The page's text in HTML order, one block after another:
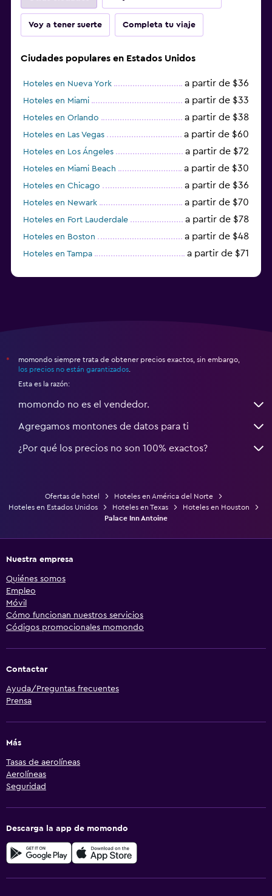
Voy a tener suerte Completa tu viaje
Ciudades populares en Estados Unidos
Hoteles en Nueva York a partir de $36
Hoteles en Miami a partir de $33
Hoteles en Orlando a partir de $38
Hoteles en Las Vegas a partir de $60
Hoteles en Los Ángeles a partir de $72
Hoteles en Miami Beach a partir de $30
Hoteles en Chicago a partir de $36
Hoteles en Newark a partir de $70
Hoteles en Fort Lauderdale a partir de $78
Hoteles en Boston a partir de $48
Hoteles en Tampa a partir de $71
*
momondo siempre trata de obtener precios exactos, sin embargo,
los precios no están garantizados
Esta es la razón:
momondo no es el vendedor.
Agregamos montones de datos para ti
¿Por qué los precios no son 100% exactos?
Ofertas de hotel
Hoteles en América del Norte
Hoteles en Estados Unidos
Hoteles en Texas
Hoteles en Houston
Palace Inn Antoine
Nuestra empresa
Quiénes somos
Empleo
Móvil
Cómo funcionan nuestros servicios
Códigos promocionales momondo
Contactar
Ayuda/Preguntas frecuentes
Prensa
Más
Tasas de aerolíneas
Aerolíneas
Seguridad
Descarga la app de momondo